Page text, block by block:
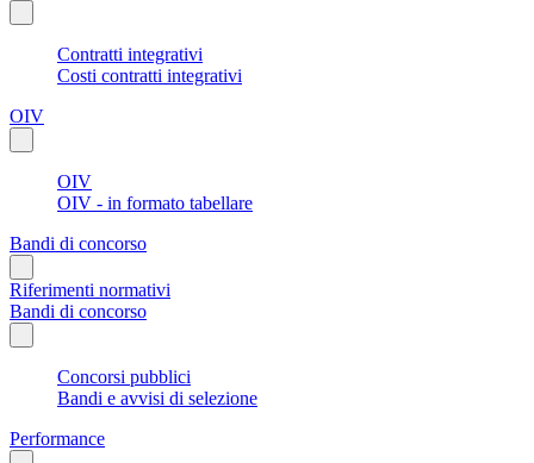
Contratti integrativi
Costi contratti integrativi
OIV
OIV
OIV - in formato tabellare
Bandi di concorso
Riferimenti normativi
Bandi di concorso
Concorsi pubblici
Bandi e avvisi di selezione
Performance